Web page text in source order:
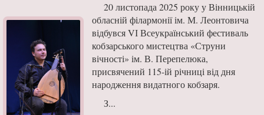
20 листопада 2025 року у Вінницькій
обласній філармонії ім. М. Леонтовича
відбувся VІ Всеукраїнський фестиваль
кобзарського мистецтва «Струни
вічності» ім. В. Перепелюка,
присвячений 115-ій річниці від дня
народження видатного кобзаря.
​З...